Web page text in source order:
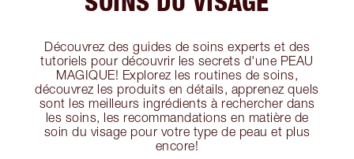
Découvrez des guides de soins experts et des
tutoriels pour découvrir les secrets d'une PEAU
MAGIQUE! Explorez les routines de soins,
découvrez les produits en détails, apprenez quels
sont les meilleurs ingrédients à rechercher dans
les soins, les recommandations en matière de
soin du visage pour votre type de peau et plus
encore!